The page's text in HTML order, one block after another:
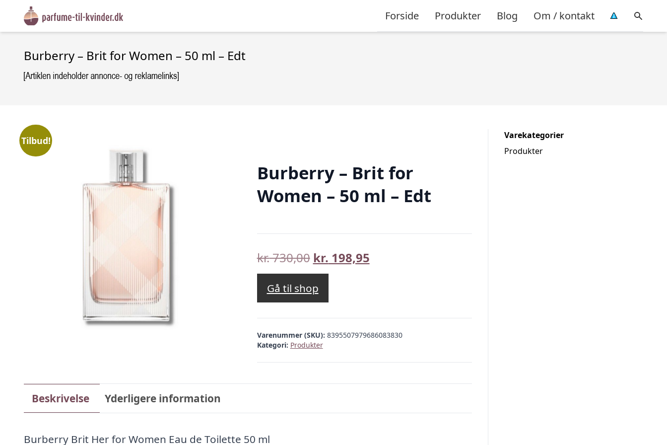
Forside Produkter Blog Om / kontakt
Burberry – Brit for Women – 50 ml – Edt
Tilbud!
Burberry – Brit for
Women – 50 ml – Edt
kr.730,00 Den
oprindelige
pris
var:
kr. 730,00.
kr. 198,95Den
kr. 198,95.
Gå til shop
Varenummer (SKU): 8395507979686083830
Kategori: Produkter
Beskrivelse Yderligere information
Burberry Brit Her for Women Eau de Toilette 50 ml
Varekategorier
Produkter